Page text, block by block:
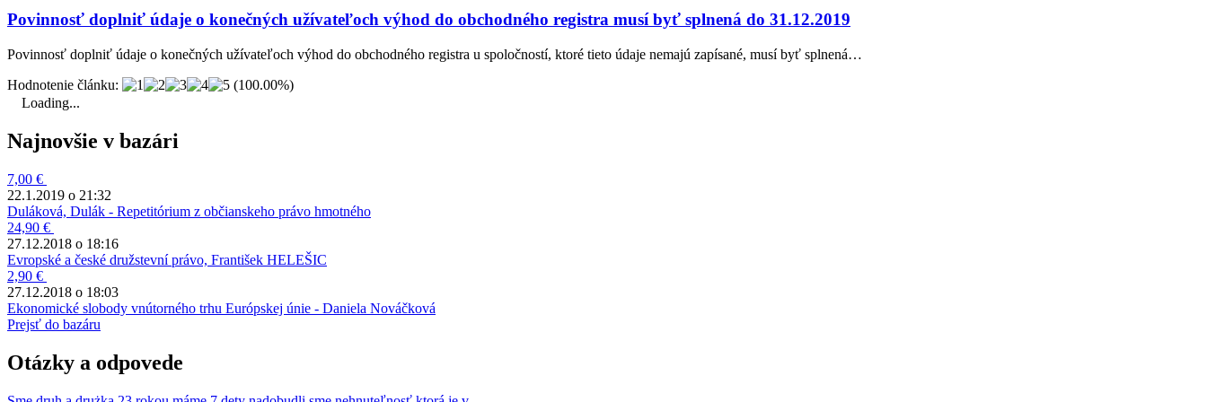
Povinnosť doplniť údaje o konečných užívateľoch výhod do obchodného registra musí byť splnená do 31.12.2019
Povinnosť doplniť údaje o konečných užívateľoch výhod do obchodného registra u spoločností, ktoré tieto údaje nemajú zapísané, musí byť splnená…
Hodnotenie článku:
(100.00%)
Loading...
Najnovšie v bazári
7,00 €
22.1.2019 o 21:32
Duláková, Dulák - Repetitórium z občianskeho právo hmotného
24,90 €
27.12.2018 o 18:16
Evropské a české družstevní právo, František HELEŠIC
2,90 €
27.12.2018 o 18:03
Ekonomické slobody vnútorného trhu Európskej únie - Daniela Nováčková
Prejsť do bazáru
Otázky a odpovede